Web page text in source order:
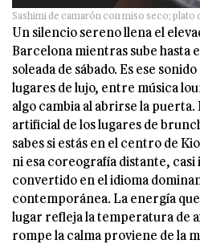
Sashimi de camarón con miso seco; plato
Un silencio sereno llena el
Barcelona mientras sube hasta
soleada de sábado. Es ese
lugares de lujo, entre música
algo cambia al abrirse la
artificial de los lugares de
sabes si estás en el centro de
ni esa coreografía distante, casi
convertido en el idioma
contemporánea. La energía
lugar refleja la temperatura de
rompe la calma proviene de la